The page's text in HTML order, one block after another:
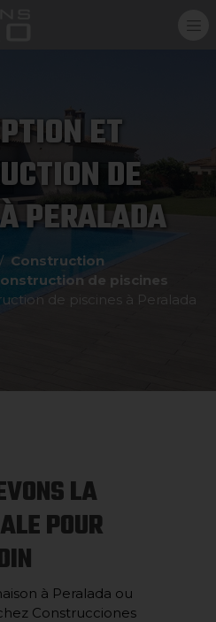
ET
DE
PERALADA
Construction
de piscines
de piscines à Peralada
LA
POUR
à Peralada ou
Construcciones